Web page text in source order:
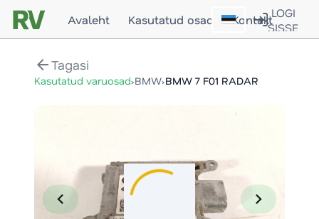
Avaleht Kasutatud osad KontaktLOGI
SISSE
arrow_backTagasi
Kasutatud varuosad›BMW›BMW 7 F01 RADAR
chevron_left chevron_right